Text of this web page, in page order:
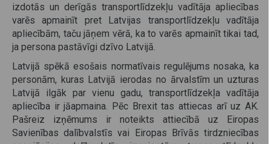
izdotās un derīgās transportlīdzekļu vadītāja apliecības
varēs apmainīt pret Latvijas transportlīdzekļu vadītāja
apliecībām, taču jāņem vērā, ka to varēs apmainīt tikai tad,
ja persona pastāvīgi dzīvo Latvijā.
Latvijā spēkā esošais normatīvais regulējums nosaka, ka
personām, kuras Latvijā ierodas no ārvalstīm un uzturas
Latvijā ilgāk par vienu gadu, transportlīdzekļa vadītāja
apliecība ir jāapmaina. Pēc Brexit tas attiecas arī uz AK.
Pašreiz izņēmums ir noteikts attiecībā uz Eiropas
Savienības dalībvalstīs vai Eiropas Brīvās tirdzniecības